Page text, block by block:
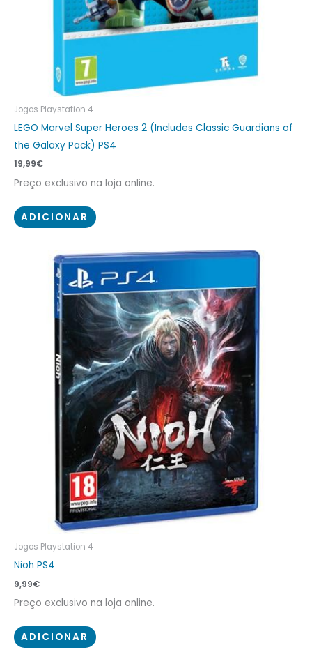
Jogos Playstation 4
LEGO Marvel Super Heroes 2 (Includes Classic Guardians of
the Galaxy Pack) PS4
19,99€
Preço exclusivo na loja online.
ADICIONAR
Jogos Playstation 4
Nioh PS4
9,99€
Preço exclusivo na loja online.
ADICIONAR